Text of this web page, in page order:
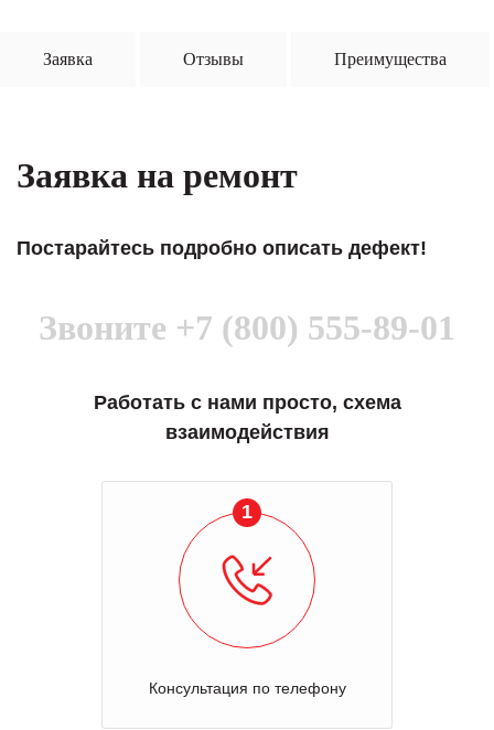
Заявка Отзывы Преимущества
Заявка на ремонт
Постарайтесь подробно описать дефект!
Звоните +7 (800) 555-89-01
Работать с нами просто, схема
взаимодействия
1
Консультация по телефону